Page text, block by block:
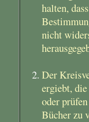
halten,
nicht
Der
ergiebt,
oder
Bücher zu